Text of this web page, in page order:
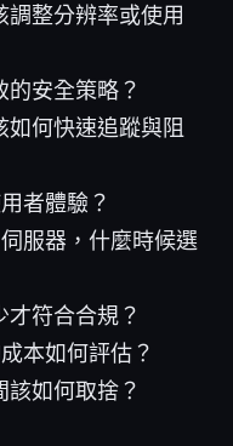
調整分辨率或使用
安全策略？
何快速追蹤與阻
者體驗？
服器，什麼時候選
才符合合規？
本如何評估？
如何取捨？